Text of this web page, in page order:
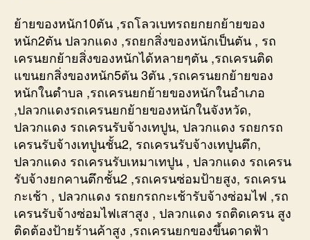
ย้ายของหนัก10ตัน ,รถโลวเบทรถยกยกย้ายของ
หนัก2ตัน ปลวกแดง ,รถยกสิ่งของหนักเป็นตัน , รถ
เครนยกย้ายสิ่งของหนักได้หลายๆตัน ,รถเครนติด
แขนยกสิ่งของหนัก5ตัน 3ตัน ,รถเครนยกย้ายของ
หนักในตำบล ,รถเครนยกย้ายของหนักในอำเภอ
,ปลวกแดงรถเครนยกย้ายของหนักในจังหวัด,
ปลวกแดง รถเครนรับจ้างเทปูน, ปลวกแดง รถยกรถ
เครนรับจ้างเทปูนชั้น2, รถเครนรับจ้างเทปูนตึก,
ปลวกแดง รถเครนรับเหมาเทปูน , ปลวกแดง รถเครน
รับจ้างยกคานตึกชั้น2 ,รถเครนซ่อมป้ายสูง, รถเครน
กะเช้า , ปลวกแดง รถยกรถกะเช้ารับจ้างซ่อมไฟ ,รถ
เครนรับจ้างซ่อมไฟเสาสูง , ปลวกแดง รถติดเครน สูง
ติดต้องป้ายร้านค้าสูง ,รถเครนยกของขึ้นดาดฟ้า